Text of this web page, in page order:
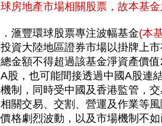
球房地產市場相關股票，故本基
．滙豐環球股票專注波幅基金(本
投資大陸地區證券市場以掛牌上
總金額不得超過該基金淨資產價
A股，也可能間接透過中國A股連
機制，同時受中國及香港監管，
相關交易、交割、營運及作業等
價格劇烈波動，以及市場機制不